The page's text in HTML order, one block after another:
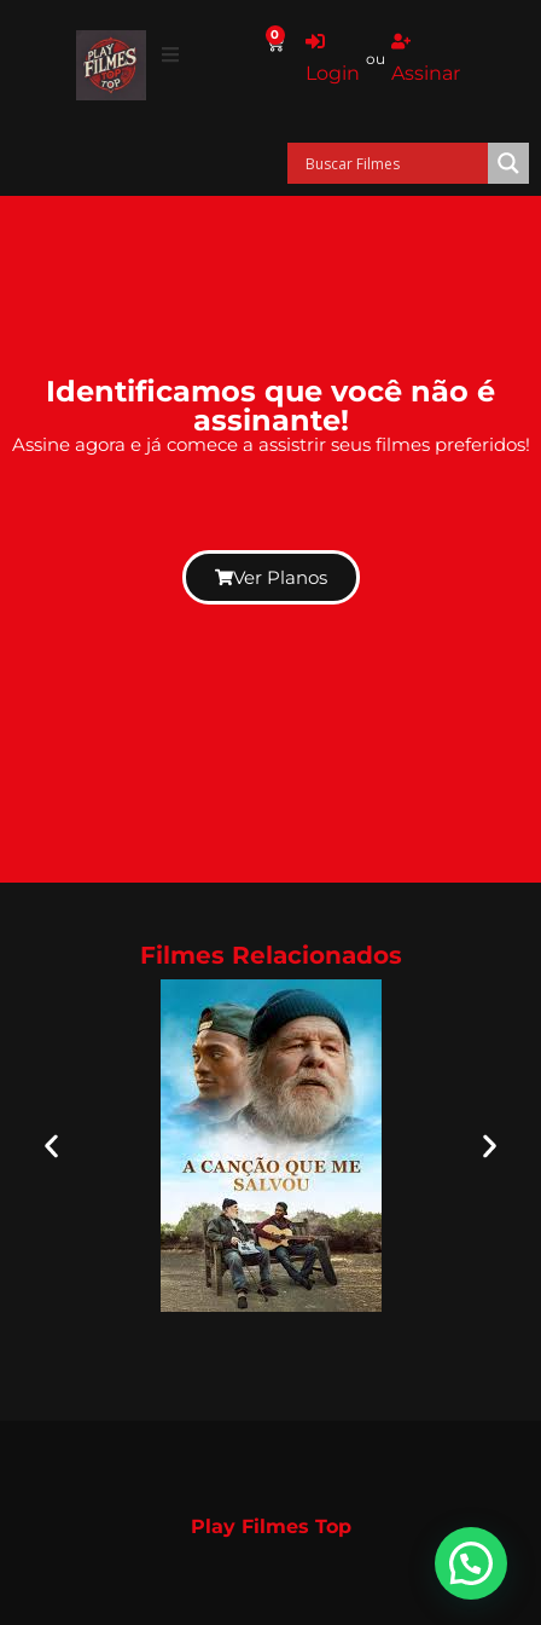
0
Login
ou
Assinar
Identificamos que você não é
assinante!
Assine agora e já comece a assistrir seus filmes preferidos!
Ver Planos
Filmes Relacionados
Play Filmes Top